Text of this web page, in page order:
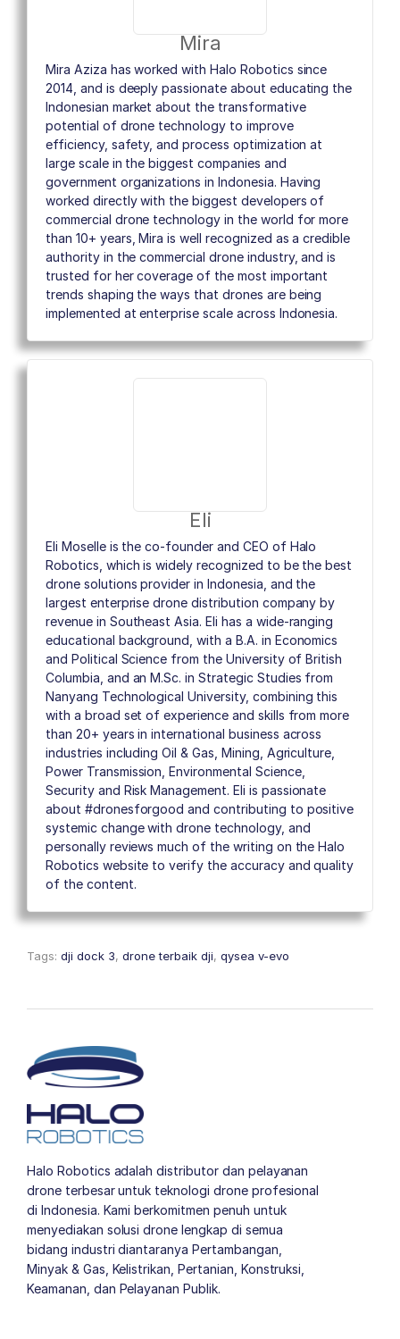
Mira
Mira Aziza has worked with Halo Robotics since
2014, and is deeply passionate about educating the
Indonesian market about the transformative
potential of drone technology to improve
efficiency, safety, and process optimization at
large scale in the biggest companies and
government organizations in Indonesia. Having
worked directly with the biggest developers of
commercial drone technology in the world for more
than 10+ years, Mira is well recognized as a credible
authority in the commercial drone industry, and is
trusted for her coverage of the most important
trends shaping the ways that drones are being
implemented at enterprise scale across Indonesia.
Eli
Eli Moselle is the co-founder and CEO of Halo
Robotics, which is widely recognized to be the best
drone solutions provider in Indonesia, and the
largest enterprise drone distribution company by
revenue in Southeast Asia. Eli has a wide-ranging
educational background, with a B.A. in Economics
and Political Science from the University of British
Columbia, and an M.Sc. in Strategic Studies from
Nanyang Technological University, combining this
with a broad set of experience and skills from more
than 20+ years in international business across
industries including Oil & Gas, Mining, Agriculture,
Power Transmission, Environmental Science,
Security and Risk Management. Eli is passionate
about #dronesforgood and contributing to positive
systemic change with drone technology, and
personally reviews much of the writing on the Halo
Robotics website to verify the accuracy and quality
of the content.
Tags: dji dock 3, drone terbaik dji, qysea v-evo
Halo Robotics adalah distributor dan pelayanan
drone terbesar untuk teknologi drone profesional
di Indonesia. Kami berkomitmen penuh untuk
menyediakan solusi drone lengkap di semua
bidang industri diantaranya Pertambangan,
Minyak & Gas, Kelistrikan, Pertanian, Konstruksi,
Keamanan, dan Pelayanan Publik.